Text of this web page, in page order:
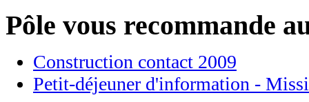
Pôle vous recommande
Construction contact 2009
Petit-déjeuner d'information -